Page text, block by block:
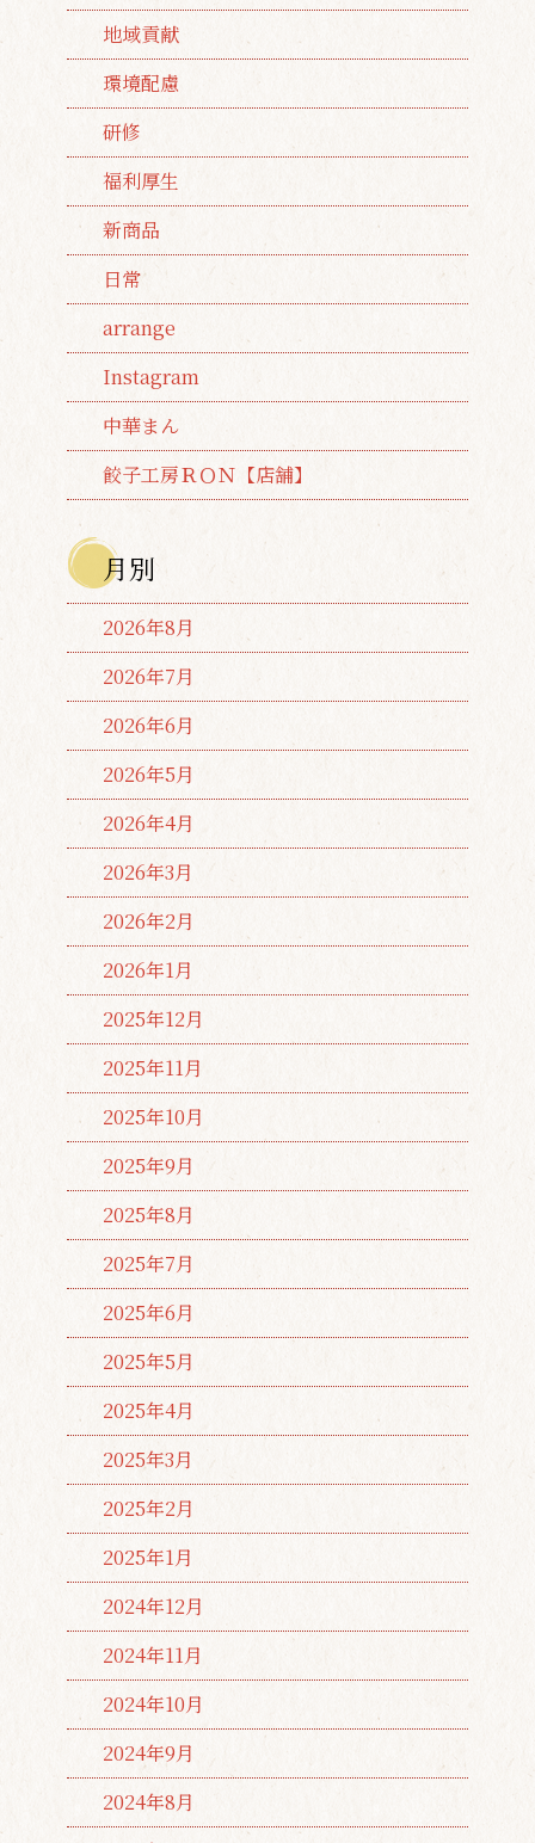
地域貢献
環境配慮
研修
福利厚生
新商品
日常
arrange
Instagram
中華まん
餃子工房ＲＯＮ【店舗】
月別
2026年8月
2026年7月
2026年6月
2026年5月
2026年4月
2026年3月
2026年2月
2026年1月
2025年12月
2025年11月
2025年10月
2025年9月
2025年8月
2025年7月
2025年6月
2025年5月
2025年4月
2025年3月
2025年2月
2025年1月
2024年12月
2024年11月
2024年10月
2024年9月
2024年8月